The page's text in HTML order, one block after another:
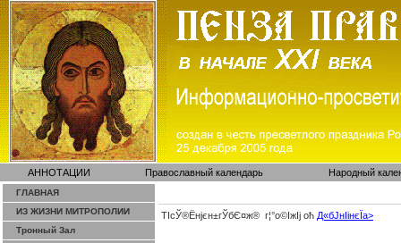
АННОТАЦИИ Православный календарь Народный
ГЛАВНАЯ
ИЗ ЖИЗНИ МИТРОПОЛИИ
Тронный Зал
ТІсЎ®Ёнјєн±­гЎ­бЄ¤ж® г¦°о©ІжІј оћ Д«бЈ­нІінєЇa>